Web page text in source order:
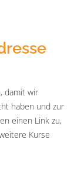
damit wir
haben und zur
einen Link zu,
Kurse